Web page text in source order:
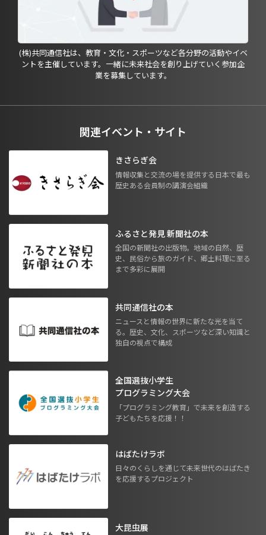
(株)共同通信社は、教育・文化・スポーツなど各分野の活動やイベ
ントを主催しています。一緒に未来社会を創り上げていく参加企
業を募集しています。
関連イベント・サイト
きさらぎ会
情報収集と交流の場を提供する日本で最も
歴史ある会員制の講演会組織
ふるさと発見 新聞社の本
全国の新聞社の出版物。地域の自然、歴
史、民俗から旅のガイド、郷土料理に至る
まで多彩に展開
共同通信社の本
ニュースと情報の世界に新たな光を当て
る。歴史、文化、スポーツなど深い知識と
独自の視点で構成
全国選抜小学生
プログラミング大会
「プログラミング教育」で未来を創造する
子どもたちを応援！！
はばたけラボ
日々のくらしを通じて未来世代のはばたき
を応援するプロジェクト
大昆虫展